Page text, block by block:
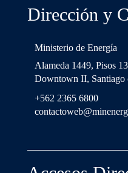
Dirección y
Ministerio de Energía
Alameda 1449, Pisos
Downtown II, Santiago
+562 2365 6800